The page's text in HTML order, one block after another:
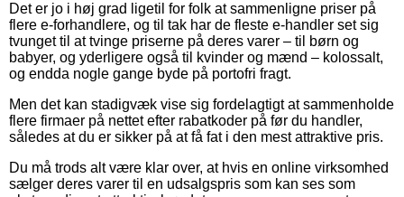
Det er jo i høj grad ligetil for folk at sammenligne priser på
flere e-forhandlere, og til tak har de fleste e-handler set sig
tvunget til at tvinge priserne på deres varer – til børn og
babyer, og yderligere også til kvinder og mænd – kolossalt,
og endda nogle gange byde på portofri fragt.
Men det kan stadigvæk vise sig fordelagtigt at sammenholde
flere firmaer på nettet efter rabatkoder på før du handler,
således at du er sikker på at få fat i den mest attraktive pris.
Du må trods alt være klar over, at hvis en online virksomhed
sælger deres varer til en udsalgspris som kan ses som